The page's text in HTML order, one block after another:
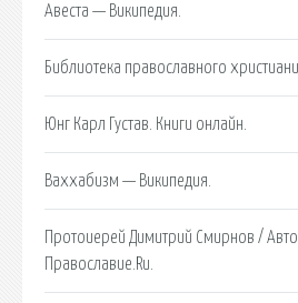
Авеста — Википедия.
Библиотека православного
Юнг Карл Густав. Книги онлайн.
Ваххабизм — Википедия.
Протоиерей Димитрий Смирнов /
Православие.Ru.